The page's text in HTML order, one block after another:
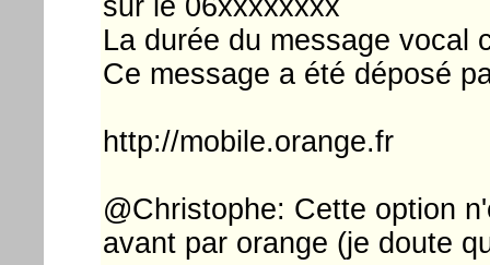
La durée du message vocal
Ce message a été déposé
http://mobile.orange.fr
@Christophe: Cette option
avant par orange (je doute